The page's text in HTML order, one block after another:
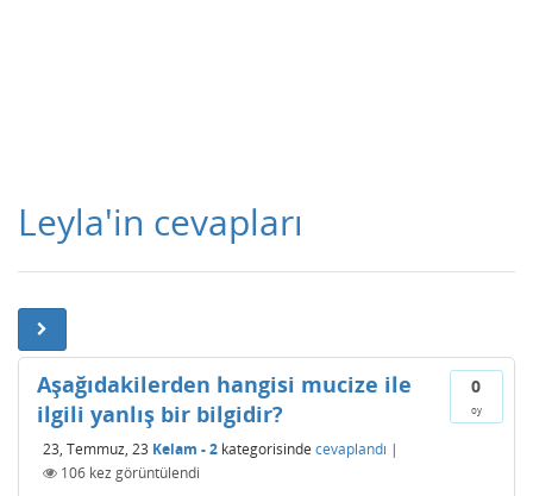
Leyla'in cevapları
0
oy
Aşağıdakilerden hangisi mucize ile
ilgili yanlış bir bilgidir?
23, Temmuz, 23 Kelam - 2 kategorisinde cevaplandı |
106 kez görüntülendi